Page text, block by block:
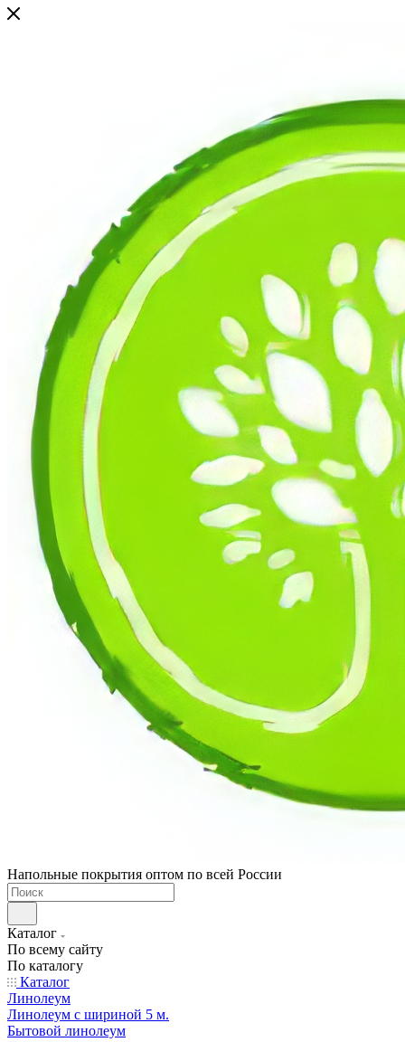
Напольные покрытия оптом по всей России
Каталог
По всему сайту
По каталогу
Каталог
Линолеум
Линолеум с шириной 5 м.
Бытовой линолеум